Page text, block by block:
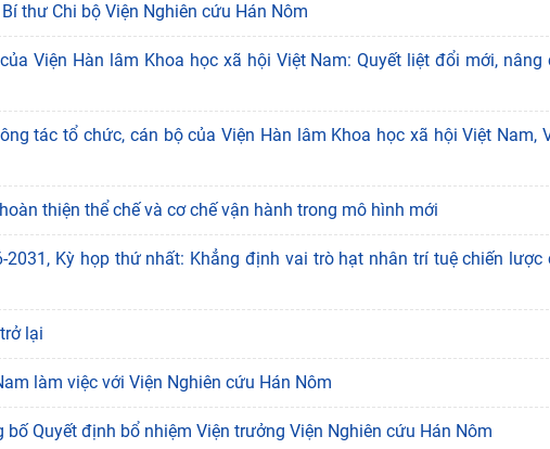
thư Chi bộ Viện Nghiên cứu Hán Nôm
Viện Hàn lâm Khoa học xã hội Việt Nam: Quyết liệt đổi mới, nâng
tác tổ chức, cán bộ của Viện Hàn lâm Khoa học xã hội Việt Nam,
thiện thể chế và cơ chế vận hành trong mô hình mới
Kỳ họp thứ nhất: Khẳng định vai trò hạt nhân trí tuệ chiến lược
lại
làm việc với Viện Nghiên cứu Hán Nôm
Quyết định bổ nhiệm Viện trưởng Viện Nghiên cứu Hán Nôm